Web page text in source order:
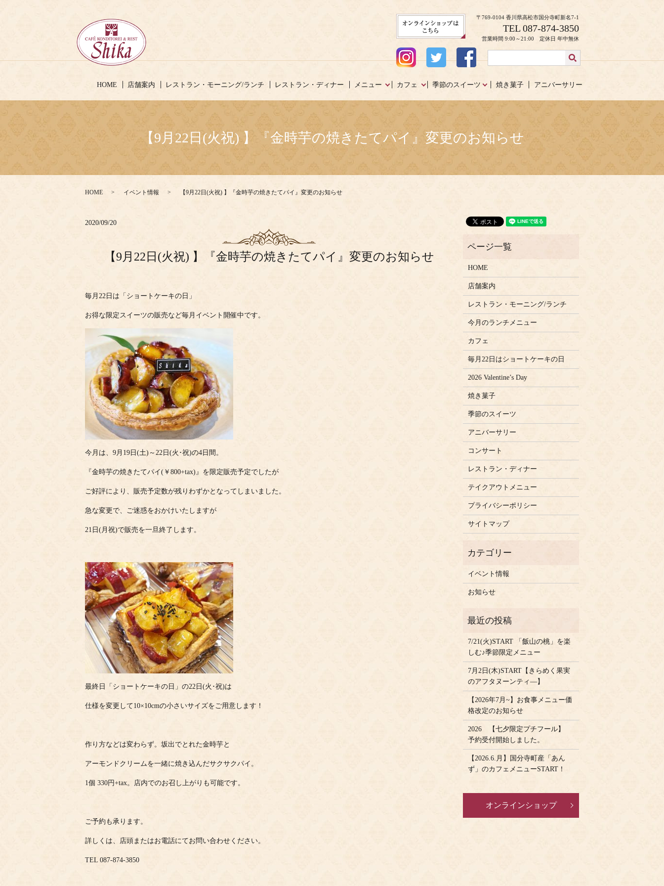
HOME 店舗案内 レストラン・モーニング/ランチ レストラン・ディナー メニュー カフェ 季節のスイーツ 焼き菓子 アニバーサリー
〒769-0104 香川県高松市国分寺町新名7-1
TEL 087-874-3850
営業時間 9:00～21:00 定休日 年中無休
【9月22日(火祝) 】『金時芋の焼きたてパイ』変更のお知らせ
HOME イベント情報 【9月22日(火祝) 】『金時芋の焼きたてパイ』変更のお知らせ
2020/09/20
【9月22日(火祝) 】『金時芋の焼きたてパイ』変更のお知らせ
毎月22日は「ショートケーキの日」
お得な限定スイーツの販売など毎月イベント開催中です。
今月は、9月19日(土)～22日(火･祝)の4日間。
『金時芋の焼きたてパイ(￥800+tax)』を限定販売予定でしたが
ご好評により、販売予定数が残りわずかとなってしまいました。
急な変更で、ご迷惑をおかけいたしますが
21日(月祝)で販売を一旦終了します。
最終日「ショートケーキの日」の22日(火･祝)は
仕様を変更して10×10cmの小さいサイズをご用意します！
作り方などは変わらず。坂出でとれた金時芋と
アーモンドクリームを一緒に焼き込んだサクサクパイ。
1個 330円+tax。店内でのお召し上がりも可能です。
ご予約も承ります。
詳しくは、店頭またはお電話にてお問い合わせください。
TEL 087-874-3850
HOME
店舗案内
レストラン・モーニング/ランチ
今月のランチメニュー
カフェ
毎月22日はショートケーキの日
2026 Valentine’s Day
焼き菓子
季節のスイーツ
アニバーサリー
コンサート
レストラン・ディナー
テイクアウトメニュー
プライバシーポリシー
サイトマップ
イベント情報
お知らせ
7/21(火)START 「飯山の桃」を楽
しむ♪季節限定メニュー
7月2日(木)START【きらめく果実
のアフタヌーンティ―】
【2026年7月~】お食事メニュー価
格改定のお知らせ
2026 【七夕限定プチフール】
予約受付開始しました。
【2026.6.月】国分寺町産「あん
ず」のカフェメニューSTART！
オンラインショップ